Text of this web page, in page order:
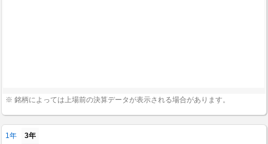
※ 銘柄によっては上場前の決算データが表示される場合があります。
1年 3年